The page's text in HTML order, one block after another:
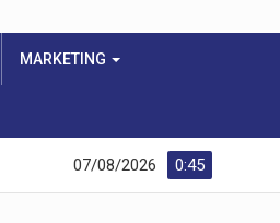
MARKETING
0:45
07/08/2026